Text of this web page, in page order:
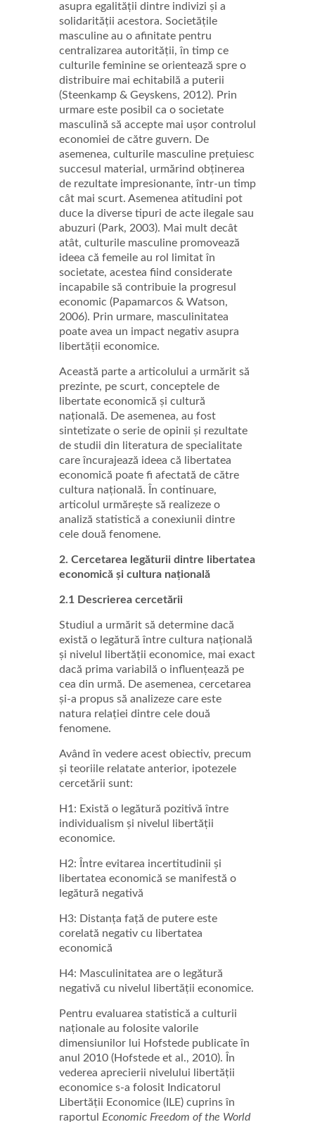
asupra egalității dintre indivizi și a
solidarității acestora. Societățile
masculine au o afinitate pentru
centralizarea autorității, în timp ce
culturile feminine se orientează spre o
distribuire mai echitabilă a puterii
(Steenkamp & Geyskens, 2012). Prin
urmare este posibil ca o societate
masculină să accepte mai ușor controlul
economiei de către guvern. De
asemenea, culturile masculine prețuiesc
succesul material, urmărind obținerea
de rezultate impresionante, într-un timp
cât mai scurt. Asemenea atitudini pot
duce la diverse tipuri de acte ilegale sau
abuzuri (Park, 2003). Mai mult decât
atât, culturile masculine promovează
ideea că femeile au rol limitat în
societate, acestea fiind considerate
incapabile să contribuie la progresul
economic (Papamarcos & Watson,
2006). Prin urmare, masculinitatea
poate avea un impact negativ asupra
libertății economice.
Această parte a articolului a urmărit să
prezinte, pe scurt, conceptele de
libertate economică și cultură
națională. De asemenea, au fost
sintetizate o serie de opinii și rezultate
de studii din literatura de specialitate
care încurajează ideea că libertatea
economică poate fi afectată de către
cultura națională. În continuare,
articolul urmărește să realizeze o
analiză statistică a conexiunii dintre
cele două fenomene.
2. Cercetarea legăturii dintre libertatea
economică și cultura națională
2.1 Descrierea cercetării
Studiul a urmărit să determine dacă
există o legătură între cultura națională
și nivelul libertății economice, mai exact
dacă prima variabilă o influențează pe
cea din urmă. De asemenea, cercetarea
și-a propus să analizeze care este
natura relației dintre cele două
fenomene.
Având în vedere acest obiectiv, precum
și teoriile relatate anterior, ipotezele
cercetării sunt:
H1: Există o legătură pozitivă între
individualism și nivelul libertății
economice.
H2: Între evitarea incertitudinii și
libertatea economică se manifestă o
legătură negativă
H3: Distanța față de putere este
corelată negativ cu libertatea
economică
H4: Masculinitatea are o legătură
negativă cu nivelul libertății economice.
Pentru evaluarea statistică a culturii
naționale au folosite valorile
dimensiunilor lui Hofstede publicate în
anul 2010 (Hofstede et al., 2010). În
vederea aprecierii nivelului libertății
economice s-a folosit Indicatorul
Libertății Economice (ILE) cuprins în
raportul Economic Freedom of the World